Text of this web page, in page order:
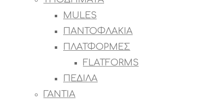
MULES
ΠΑΝΤΟΦΛΑΚΙΑ
ΠΛΑΤΦΟΡΜΕΣ
FLATFORMS
ΠΕΔΙΛΑ
ΓΑΝΤΙΑ